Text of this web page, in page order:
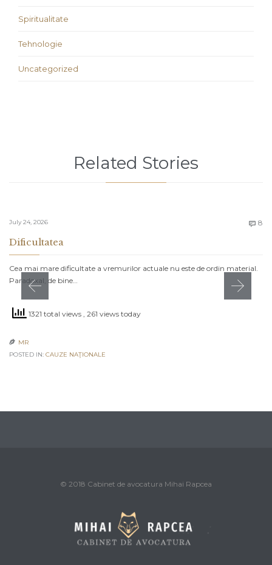
Spiritualitate
Tehnologie
Uncategorized
Related Stories
July 24, 2026  8
Dificultatea
Cea mai mare dificultate a vremurilor actuale nu este de ordin material.
Paradoxal, de bine…
1321 total views , 261 views today
 MR
POSTED IN: CAUZE NAŢIONALE
© 2018 Cabinet de avocatura Mihai Rapcea